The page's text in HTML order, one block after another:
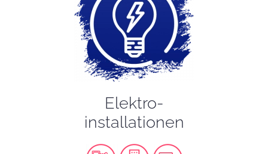
Elektro-
installationen